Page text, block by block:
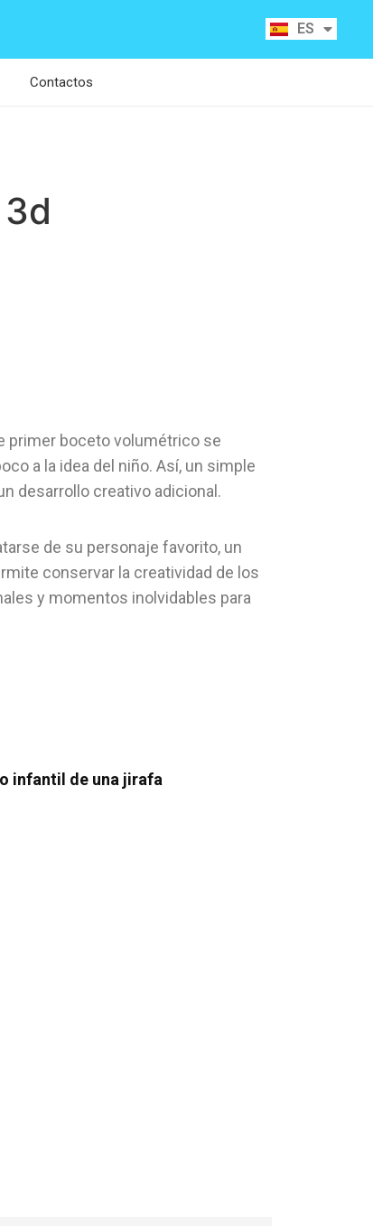
ES
RU
CA
Contactos
primer boceto volumétrico se
a la idea del niño. Así, un simple
desarrollo creativo adicional.
de su personaje favorito, un
conservar la creatividad de los
y momentos inolvidables para
infantil de una jirafa